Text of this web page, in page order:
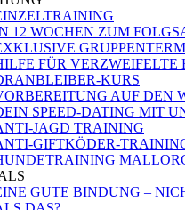
12 WOCHEN ZUM
FÜR VERZWEIFELTE
KURS
AUF DEN
SPEED-DATING MIT
JAGD TRAINING
GIFTKÖDER-
GUTE BINDUNG –